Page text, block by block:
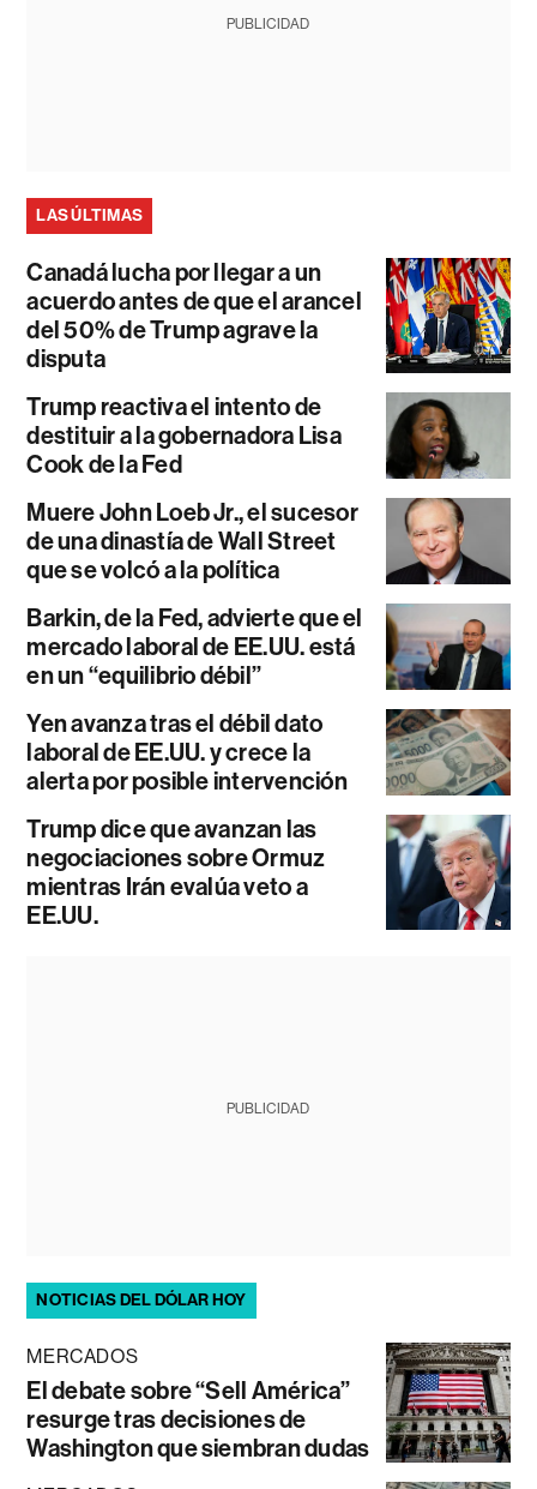
PUBLICIDAD
LAS ÚLTIMAS
Canadá lucha por llegar a un
acuerdo antes de que el arancel
del 50% de Trump agrave la
disputa
Trump reactiva el intento de
destituir a la gobernadora Lisa
Cook de la Fed
Muere John Loeb Jr., el sucesor
de una dinastía de Wall Street
que se volcó a la política
Barkin, de la Fed, advierte que el
mercado laboral de EE.UU. está
en un “equilibrio débil”
Yen avanza tras el débil dato
laboral de EE.UU. y crece la
alerta por posible intervención
Trump dice que avanzan las
negociaciones sobre Ormuz
mientras Irán evalúa veto a
EE.UU.
PUBLICIDAD
NOTICIAS DEL DÓLAR HOY
MERCADOS
El debate sobre “Sell América”
resurge tras decisiones de
Washington que siembran dudas